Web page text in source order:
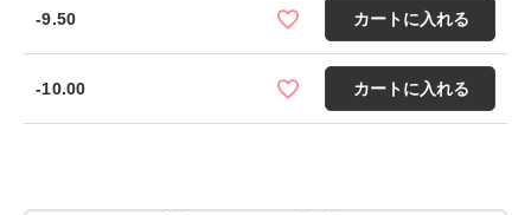
-9.50 カートに入れる
-10.00 カートに入れる